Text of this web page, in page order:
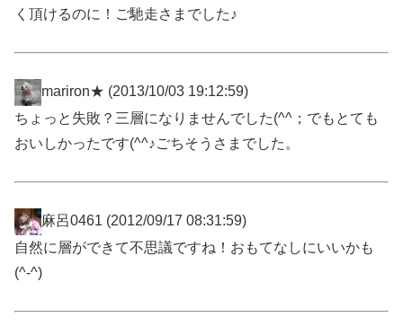
く頂けるのに！ご馳走さまでした♪
mariron★ (2013/10/03 19:12:59)
ちょっと失敗？三層になりませんでした(^^；でもとても
おいしかったです(^^♪ごちそうさまでした。
麻呂0461 (2012/09/17 08:31:59)
自然に層ができて不思議ですね！おもてなしにいいかも
(^-^)